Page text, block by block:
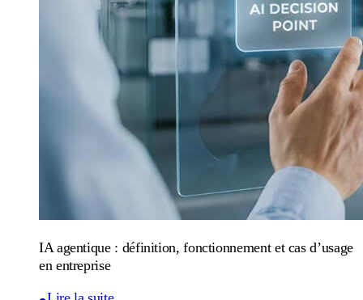
IA agentique : définition, fonctionnement et cas d’usage
en entreprise